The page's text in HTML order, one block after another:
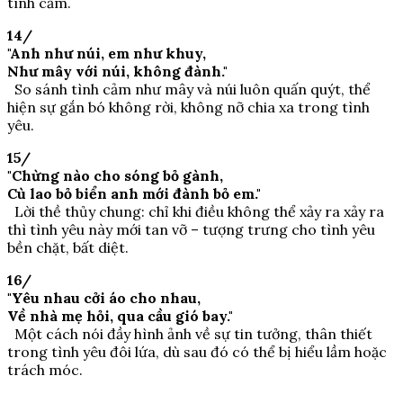
14/
"Anh như núi, em như khuy,
Như mây với núi, không đành."
So sánh tình cảm như mây và núi luôn quấn quýt, thể
hiện sự gắn bó không rời, không nỡ chia xa trong tình
yêu.
15/
"Chừng nào cho sóng bỏ gành,
Cù lao bỏ biển anh mới đành bỏ em."
Lời thề thủy chung: chỉ khi điều không thể xảy ra xảy ra
thì tình yêu này mới tan vỡ – tượng trưng cho tình yêu
bền chặt, bất diệt.
16/
"Yêu nhau cởi áo cho nhau,
Về nhà mẹ hỏi, qua cầu gió bay."
Một cách nói đầy hình ảnh về sự tin tưởng, thân thiết
trong tình yêu đôi lứa, dù sau đó có thể bị hiểu lầm hoặc
trách móc.